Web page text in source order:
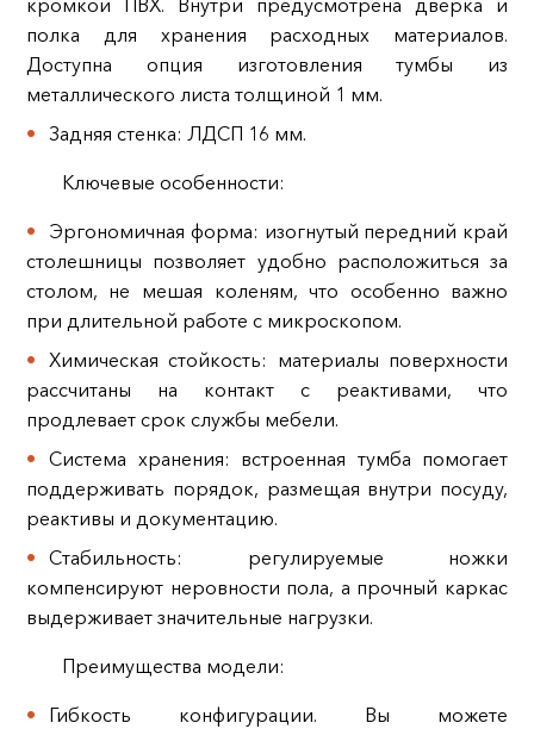
кромкой ПВХ. Внутри предусмотрена дверка и
полка для хранения расходных материалов.
Доступна опция изготовления тумбы из
металлического листа толщиной 1 мм.
Задняя стенка: ЛДСП 16 мм.
Ключевые особенности:
Эргономичная форма: изогнутый передний край
столешницы позволяет удобно расположиться за
столом, не мешая коленям, что особенно важно
при длительной работе с микроскопом.
Химическая стойкость: материалы поверхности
рассчитаны на контакт с реактивами, что
продлевает срок службы мебели.
Система хранения: встроенная тумба помогает
поддерживать порядок, размещая внутри посуду,
реактивы и документацию.
Стабильность: регулируемые ножки
компенсируют неровности пола, а прочный каркас
выдерживает значительные нагрузки.
Преимущества модели:
Гибкость конфигурации. Вы можете